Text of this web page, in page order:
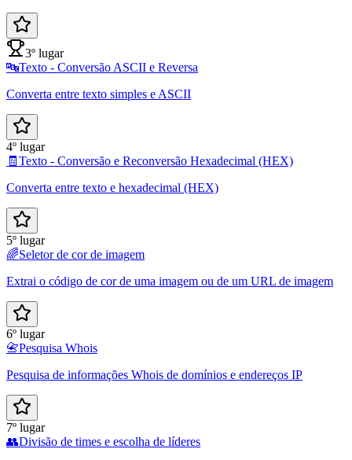
3º lugar
🔤Texto - Conversão ASCII e Reversa
Converta entre texto simples e ASCII
4º lugar
🧾 Texto - Conversão e Reconversão Hexadecimal (HEX)
Converta entre texto e hexadecimal (HEX)
5º lugar
🌈Seletor de cor de imagem
Extrai o código de cor de uma imagem ou de um URL de imagem
6º lugar
📇Pesquisa Whois
Pesquisa de informações Whois de domínios e endereços IP
7º lugar
👥Divisão de times e escolha de líderes